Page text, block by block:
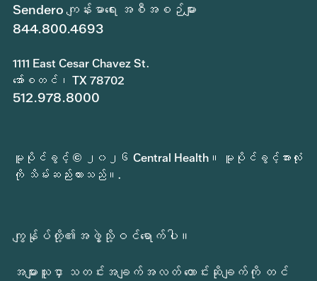
Sendero ကျန်းမာရေး အစီအစဉ်များ
844.800.4693
1111 East Cesar Chavez St.
အော်စတင်၊ TX 78702
512.978.8000
မူပိုင်ခွင့် © ၂၀၂၆ Central Health။ မူပိုင်ခွင့်အားလုံး
ကို သိမ်းဆည်းထားသည်။.
ကျွန်ုပ်တို့၏အဖွဲ့သို့ဝင်ရောက်ပါ။
အများသူငှာ သတင်းအချက်အလတ် တောင်းဆိုချက်ကို တင်